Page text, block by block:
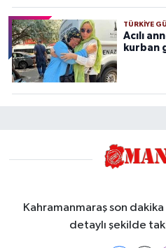
TÜRKIYE
Acılı
kurban
Kahramanmaraş son
detaylı şekilde